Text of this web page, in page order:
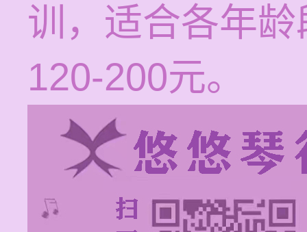
训，适合各年
120-200元。